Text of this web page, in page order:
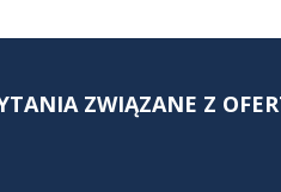
ZWIĄZANE Z